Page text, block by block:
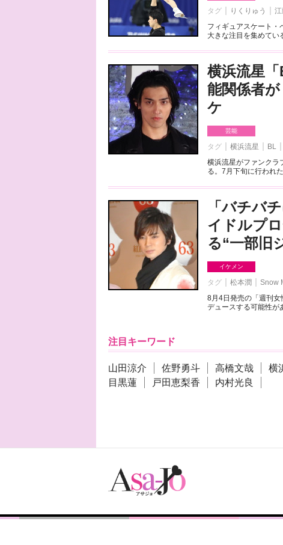
タグ りくりゅう
フィギュアスケート・
大きな注目を集めてい
横浜流星
能関係者
ケ
芸能
タグ 横浜流星 BL
横浜流星がファンクラ
る。7月下旬に行われ
「バチバ
イドルプ
る“一部旧
イケメン
タグ 松本潤 Snow
8月4日発売の「週刊女
デュースする可能性が
注目キーワード
山田涼介 佐野勇斗 高橋文哉 横
目黒蓮
戸田恵梨香 内村光良